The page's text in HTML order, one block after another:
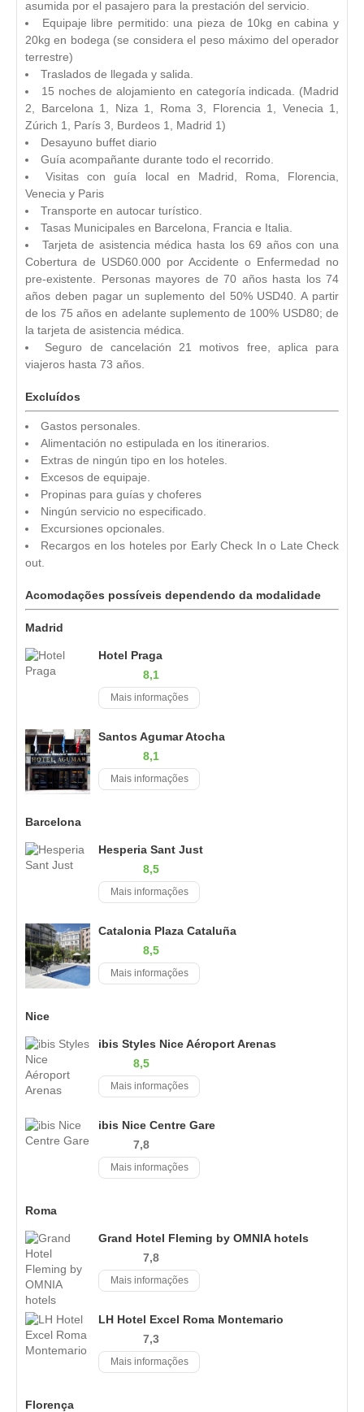
asumida por el pasajero para la prestación del servicio.
Equipaje libre permitido: una pieza de 10kg en cabina y
20kg en bodega (se considera el peso máximo del operador
terrestre)
Traslados de llegada y salida.
15 noches de alojamiento en categoría indicada. (Madrid
2, Barcelona 1, Niza 1, Roma 3, Florencia 1, Venecia 1,
Zúrich 1, París 3, Burdeos 1, Madrid 1)
Desayuno buffet diario
Guía acompañante durante todo el recorrido.
Visitas con guía local en Madrid, Roma, Florencia,
Venecia y Paris
Transporte en autocar turístico.
Tasas Municipales en Barcelona, Francia e Italia.
Tarjeta de asistencia médica hasta los 69 años con una
Cobertura de USD60.000 por Accidente o Enfermedad no
pre-existente. Personas mayores de 70 años hasta los 74
años deben pagar un suplemento del 50% USD40. A partir
de los 75 años en adelante suplemento de 100% USD80; de
la tarjeta de asistencia médica.
Seguro de cancelación 21 motivos free, aplica para
viajeros hasta 73 años.
Excluídos
Gastos personales.
Alimentación no estipulada en los itinerarios.
Extras de ningún tipo en los hoteles.
Excesos de equipaje.
Propinas para guías y choferes
Ningún servicio no especificado.
Excursiones opcionales.
Recargos en los hoteles por Early Check In o Late Check
out.
Acomodações possíveis dependendo da modalidade
Madrid
Hotel Praga
8,1
Mais informações
Santos Agumar Atocha
8,1
Mais informações
Barcelona
Hesperia Sant Just
8,5
Mais informações
Catalonia Plaza Cataluña
8,5
Mais informações
Nice
ibis Styles Nice Aéroport Arenas
8,5
Mais informações
ibis Nice Centre Gare
7,8
Mais informações
Roma
Grand Hotel Fleming by OMNIA hotels
7,8
Mais informações
LH Hotel Excel Roma Montemario
7,3
Mais informações
Florença